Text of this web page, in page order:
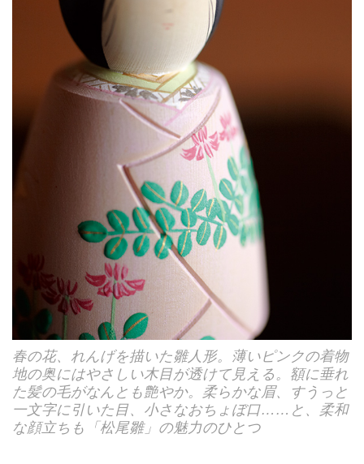
春の花、れんげを描いた雛人形。薄いピンクの着物
地の奥にはやさしい木目が透けて見える。額に垂れ
た髪の毛がなんとも艶やか。柔らかな眉、すうっと
一文字に引いた目、小さなおちょぼ口……と、柔和
な顔立ちも「松尾雛」の魅力のひとつ